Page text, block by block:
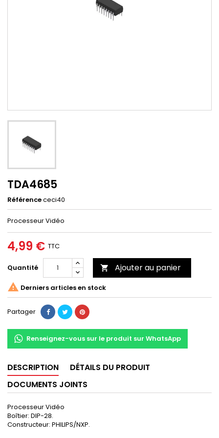
TDA4685
Référencececi40
Processeur Vidéo
4,99 € TTC
Quantité  Ajouter au panier
 Derniers articles en stock
Partager
Renseignez-vous sur le produit sur WhatsApp
DESCRIPTION
DÉTAILS DU PRODUIT
DOCUMENTS JOINTS
Processeur Vidéo
Boîtier: DIP-28.
Constructeur: PHILIPS/NXP.